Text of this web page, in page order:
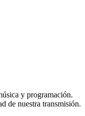
y programación.
de nuestra transmisión.